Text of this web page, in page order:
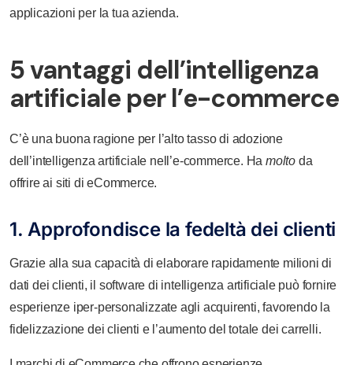
applicazioni per la tua azienda.
5 vantaggi dell’intelligenza
artificiale per l’e-commerce
C’è una buona ragione per l’alto tasso di adozione
dell’intelligenza artificiale nell’e-commerce. Ha molto da
offrire ai siti di eCommerce.
1. Approfondisce la fedeltà dei clienti
Grazie alla sua capacità di elaborare rapidamente milioni di
dati dei clienti, il software di intelligenza artificiale può fornire
esperienze iper-personalizzate agli acquirenti, favorendo la
fidelizzazione dei clienti e l’aumento del totale dei carrelli.